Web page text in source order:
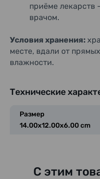
приёме лекарств
врачом.
Условия хранения:
месте, вдали от
влажности.
Технические
Размер
14.00x12.00x6.00 cm
С этим